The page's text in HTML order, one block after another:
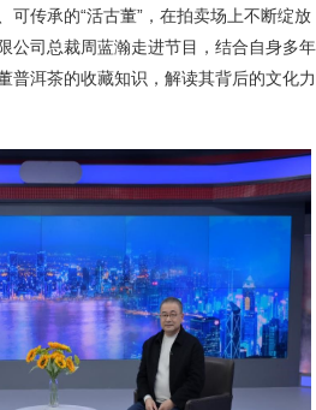
可传承的“活古董”，在拍卖场上不断绽放
公司总裁周蓝瀚走进节目，结合自身多年
普洱茶的收藏知识，解读其背后的文化力